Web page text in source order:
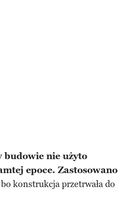
budowie nie użyto
epoce. Zastosowano
konstrukcja przetrwała do